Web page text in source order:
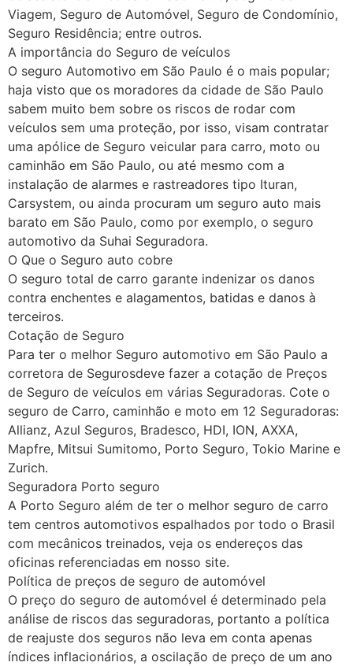
Viagem, Seguro de Automóvel, Seguro de Condomínio,
Seguro Residência; entre outros.
A importância do Seguro de veículos
O seguro Automotivo em São Paulo é o mais popular;
haja visto que os moradores da cidade de São Paulo
sabem muito bem sobre os riscos de rodar com
veículos sem uma proteção, por isso, visam contratar
uma apólice de Seguro veicular para carro, moto ou
caminhão em São Paulo, ou até mesmo com a
instalação de alarmes e rastreadores tipo Ituran,
Carsystem, ou ainda procuram um seguro auto mais
barato em São Paulo, como por exemplo, o seguro
automotivo da Suhai Seguradora.
O Que o Seguro auto cobre
O seguro total de carro garante indenizar os danos
contra enchentes e alagamentos, batidas e danos à
terceiros.
Cotação de Seguro
Para ter o melhor Seguro automotivo em São Paulo a
corretora de Segurosdeve fazer a cotação de Preços
de Seguro de veículos em várias Seguradoras. Cote o
seguro de Carro, caminhão e moto em 12 Seguradoras:
Allianz, Azul Seguros, Bradesco, HDI, ION, AXXA,
Mapfre, Mitsui Sumitomo, Porto Seguro, Tokio Marine e
Zurich.
Seguradora Porto seguro
A Porto Seguro além de ter o melhor seguro de carro
tem centros automotivos espalhados por todo o Brasil
com mecânicos treinados, veja os endereços das
oficinas referenciadas em nosso site.
Política de preços de seguro de automóvel
O preço do seguro de automóvel é determinado pela
análise de riscos das seguradoras, portanto a política
de reajuste dos seguros não leva em conta apenas
índices inflacionários, a oscilação de preço de um ano